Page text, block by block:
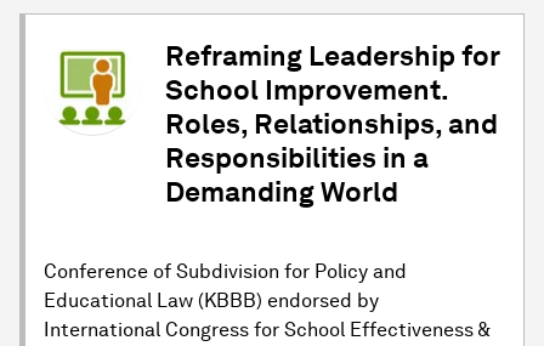
Reframing Leadership for
School Improvement.
Roles, Relationships, and
Responsibilities in a
Demanding World
Conference of Subdivision for Policy and
Educational Law (KBBB) endorsed by
International Congress for School Effectiveness &